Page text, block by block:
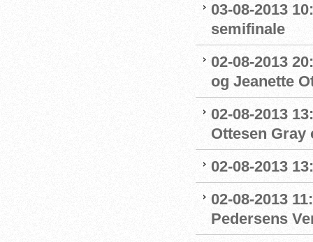
03-08-2013
semifinale
02-08-2013
og Jeanette
02-08-2013
Ottesen Gray
02-08-2013
02-08-2013
Pedersens